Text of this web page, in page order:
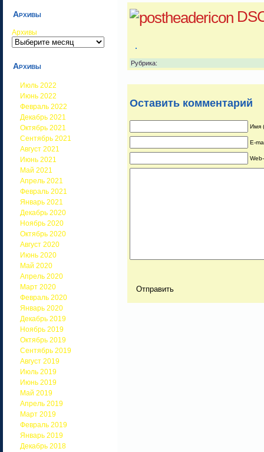
Архивы
Архивы
Архивы
Июль 2022
Июнь 2022
Февраль 2022
Декабрь 2021
Октябрь 2021
Сентябрь 2021
Август 2021
Июнь 2021
Май 2021
Апрель 2021
Февраль 2021
Январь 2021
Декабрь 2020
Ноябрь 2020
Октябрь 2020
Август 2020
Июнь 2020
Май 2020
Апрель 2020
Март 2020
Февраль 2020
Январь 2020
Декабрь 2019
Ноябрь 2019
Октябрь 2019
Сентябрь 2019
Август 2019
Июль 2019
Июнь 2019
Май 2019
Апрель 2019
Март 2019
Февраль 2019
Январь 2019
Декабрь 2018
Рубрика:
Оставить комментарий
Имя
E-